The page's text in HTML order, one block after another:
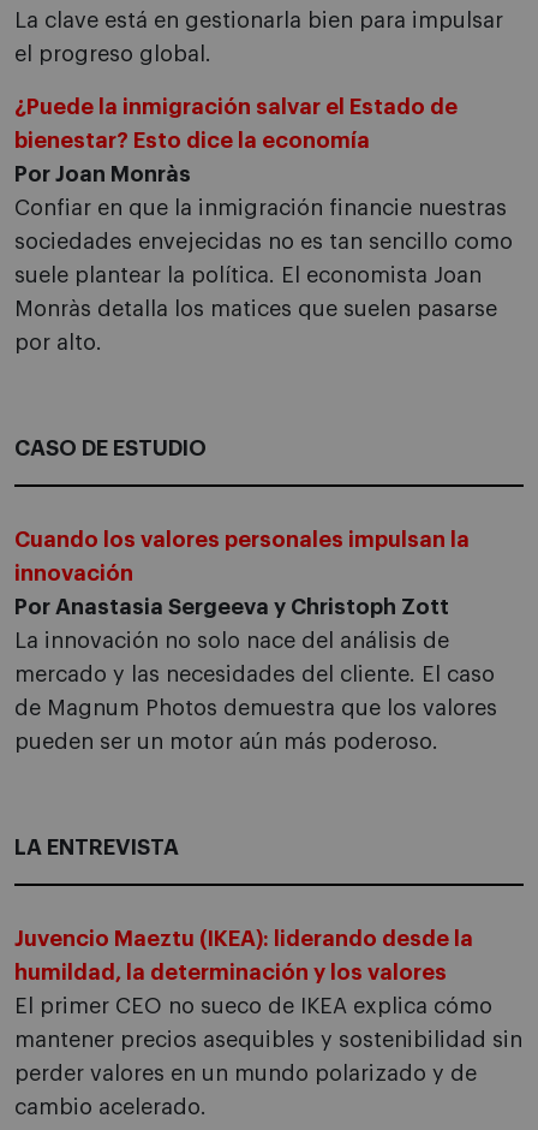
La clave está en gestionarla bien para impulsar
el progreso global.
¿Puede la inmigración salvar el Estado de
bienestar? Esto dice la economía
Por Joan Monràs
Confiar en que la inmigración financie nuestras
sociedades envejecidas no es tan sencillo como
suele plantear la política. El economista Joan
Monràs detalla los matices que suelen pasarse
por alto.
CASO DE ESTUDIO
Cuando los valores personales impulsan la
innovación
Por Anastasia Sergeeva y Christoph Zott
La innovación no solo nace del análisis de
mercado y las necesidades del cliente. El caso
de Magnum Photos demuestra que los valores
pueden ser un motor aún más poderoso.
LA ENTREVISTA
Juvencio Maeztu (IKEA): liderando desde la
humildad, la determinación y los valores
El primer CEO no sueco de IKEA explica cómo
mantener precios asequibles y sostenibilidad sin
perder valores en un mundo polarizado y de
cambio acelerado.